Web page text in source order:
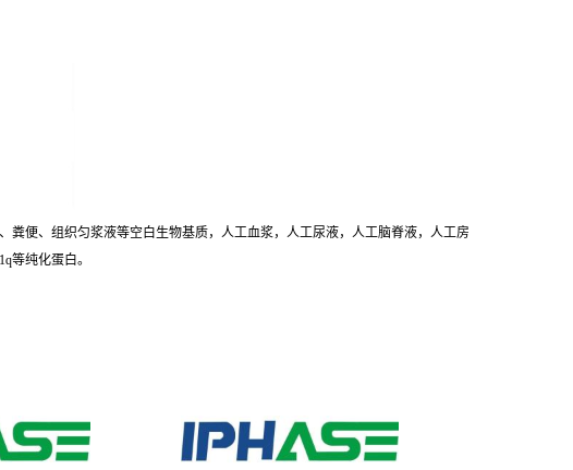
便、组织匀浆液等空白生物基质，人工血浆，人工尿液，人工脑脊液，人工房
等纯化蛋白。